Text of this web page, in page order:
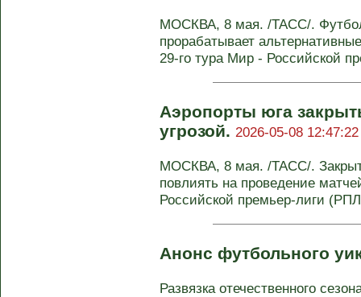
МОСКВА, 8 мая. /ТАСС/.
прорабатывает
29-го тура Мир - Российской
Аэропорты юга
угрозой. 2026-05-08 12:47:22
МОСКВА, 8 мая. /ТАСС/.
повлиять на проведение
Российской премьер-лиги
Анонс футбольного
Развязка отечественного